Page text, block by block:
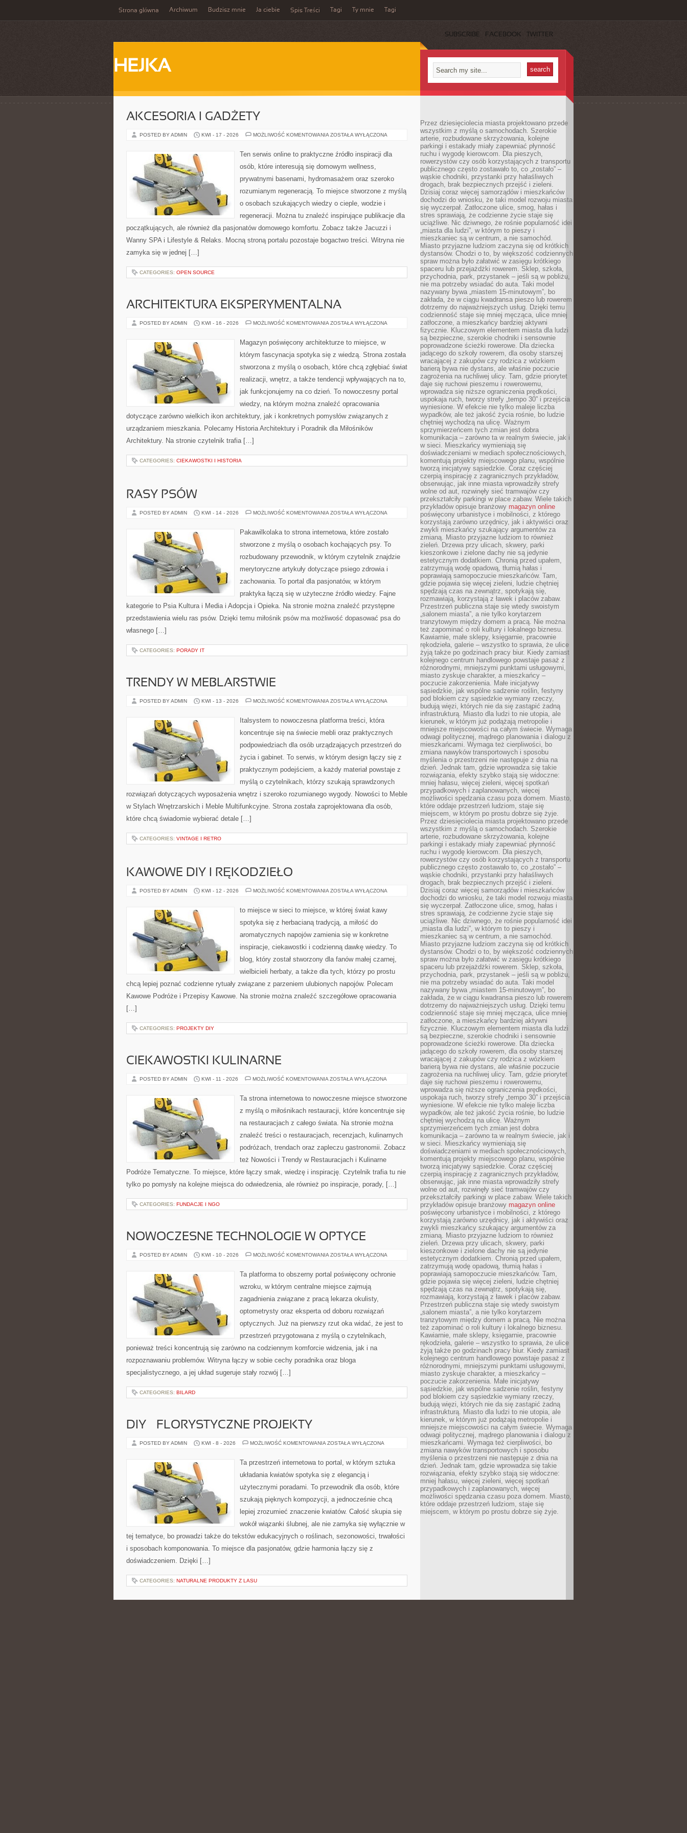
Strona główna Archiwum Budzisz mnie Ja ciebie Spis Treści Tagi Ty mnie Tagi
SUBSCRIBE FACEBOOK TWITTER
HEJKA
AKCESORIA I GADŻETY
POSTED BY ADMIN KWI - 17 - 2026 MOŻLIWOŚĆ KOMENTOWANIA AKCESORIA
ZOSTAŁA WYŁĄCZONA
Ten serwis online to praktyczne źródło inspiracji dla
osób, które interesują się domowym wellness,
prywatnymi basenami, hydromasażem oraz szeroko
rozumianym regeneracją. To miejsce stworzone z myślą
o osobach szukających wiedzy o cieple, wodzie i
regeneracji. Można tu znaleźć inspirujące publikacje dla
początkujących, ale również dla pasjonatów domowego komfortu. Zobacz także Jacuzzi i
Wanny SPA i Lifestyle & Relaks. Mocną stroną portalu pozostaje bogactwo treści. Witryna nie
zamyka się w jednej […]
CATEGORIES: OPEN SOURCE
ARCHITEKTURA EKSPERYMENTALNA
POSTED BY ADMIN KWI - 16 - 2026 MOŻLIWOŚĆ KOMENTOWANIA ARCHITEKTURA
ZOSTAŁA WYŁĄCZONA
Magazyn poświęcony architekturze to miejsce, w
którym fascynacja spotyka się z wiedzą. Strona została
stworzona z myślą o osobach, które chcą zgłębiać świat
realizacji, wnętrz, a także tendencji wpływających na to,
jak funkcjonujemy na co dzień. To nowoczesny portal
wiedzy, na którym można znaleźć opracowania
dotyczące zarówno wielkich ikon architektury, jak i konkretnych pomysłów związanych z
urządzaniem mieszkania. Polecamy Historia Architektury i Poradnik dla Miłośników
Architektury. Na stronie czytelnik trafia […]
CATEGORIES: CIEKAWOSTKI I HISTORIA
RASY PSÓW
POSTED BY ADMIN KWI - 14 - 2026 MOŻLIWOŚĆ KOMENTOWANIA RASY
ZOSTAŁA WYŁĄCZONA
Pakawilkolaka to strona internetowa, które zostało
stworzone z myślą o osobach kochających psy. To
rozbudowany przewodnik, w którym czytelnik znajdzie
merytoryczne artykuły dotyczące psiego zdrowia i
zachowania. To portal dla pasjonatów, w którym
praktyka łączą się w użyteczne źródło wiedzy. Fajne
kategorie to Psia Kultura i Media i Adopcja i Opieka. Na stronie można znaleźć przystępne
przedstawienia wielu ras psów. Dzięki temu miłośnik psów ma możliwość dopasować psa do
własnego […]
CATEGORIES: PORADY IT
TRENDY W MEBLARSTWIE
POSTED BY ADMIN KWI - 13 - 2026 MOŻLIWOŚĆ KOMENTOWANIA TRENDY
ZOSTAŁA WYŁĄCZONA
Italsystem to nowoczesna platforma treści, która
koncentruje się na świecie mebli oraz praktycznych
podpowiedziach dla osób urządzających przestrzeń do
życia i gabinet. To serwis, w którym design łączy się z
praktycznym podejściem, a każdy materiał powstaje z
myślą o czytelnikach, którzy szukają sprawdzonych
rozwiązań dotyczących wyposażenia wnętrz i szeroko rozumianego wygody. Nowości to Meble
w Stylach Wnętrzarskich i Meble Multifunkcyjne. Strona została zaprojektowana dla osób,
które chcą świadomie wybierać detale […]
CATEGORIES: VINTAGE I RETRO
KAWOWE DIY I RĘKODZIEŁO
POSTED BY ADMIN KWI - 12 - 2026 MOŻLIWOŚĆ KOMENTOWANIA KAWOWE
RĘKODZIEŁO
ZOSTAŁA WYŁĄCZONA
to miejsce w sieci to miejsce, w której świat kawy
spotyka się z herbacianą tradycją, a miłość do
aromatycznych napojów zamienia się w konkretne
inspiracje, ciekawostki i codzienną dawkę wiedzy. To
blog, który został stworzony dla fanów małej czarnej,
wielbicieli herbaty, a także dla tych, którzy po prostu
chcą lepiej poznać codzienne rytuały związane z parzeniem ulubionych napojów. Polecam
Kawowe Podróże i Przepisy Kawowe. Na stronie można znaleźć szczegółowe opracowania
[…]
CATEGORIES: PROJEKTY DIY
CIEKAWOSTKI KULINARNE
POSTED BY ADMIN KWI - 11 - 2026 MOŻLIWOŚĆ KOMENTOWANIA CIEKAWOSTKI
ZOSTAŁA WYŁĄCZONA
Ta strona internetowa to nowoczesne miejsce stworzone
z myślą o miłośnikach restauracji, które koncentruje się
na restauracjach z całego świata. Na stronie można
znaleźć treści o restauracjach, recenzjach, kulinarnych
podróżach, trendach oraz zapleczu gastronomii. Zobacz
też Nowości i Trendy w Restauracjach i Kulinarne
Podróże Tematyczne. To miejsce, które łączy smak, wiedzę i inspirację. Czytelnik trafia tu nie
tylko po pomysły na kolejne miejsca do odwiedzenia, ale również po inspiracje, porady, […]
CATEGORIES: FUNDACJE I NGO
NOWOCZESNE TECHNOLOGIE W OPTYCE
POSTED BY ADMIN KWI - 10 - 2026 MOŻLIWOŚĆ KOMENTOWANIA NOWOCZESNE
OPTYCE
ZOSTAŁA WYŁĄCZONA
Ta platforma to obszerny portal poświęcony ochronie
wzroku, w którym centralne miejsce zajmują
zagadnienia związane z pracą lekarza okulisty,
optometrysty oraz eksperta od doboru rozwiązań
optycznych. Już na pierwszy rzut oka widać, że jest to
przestrzeń przygotowana z myślą o czytelnikach,
ponieważ treści koncentrują się zarówno na codziennym komforcie widzenia, jak i na
rozpoznawaniu problemów. Witryna łączy w sobie cechy poradnika oraz bloga
specjalistycznego, a jej układ sugeruje stały rozwój […]
CATEGORIES: BILARD
DIY – FLORYSTYCZNE PROJEKTY
POSTED BY ADMIN KWI - 8 - 2026 MOŻLIWOŚĆ KOMENTOWANIA DIY
PROJEKTY
ZOSTAŁA WYŁĄCZONA
Ta przestrzeń internetowa to portal, w którym sztuka
układania kwiatów spotyka się z elegancją i
użytecznymi poradami. To przewodnik dla osób, które
szukają pięknych kompozycji, a jednocześnie chcą
lepiej zrozumieć znaczenie kwiatów. Całość skupia się
wokół wiązanki ślubnej, ale nie zamyka się wyłącznie w
tej tematyce, bo prowadzi także do tekstów edukacyjnych o roślinach, sezonowości, trwałości
i sposobach komponowania. To miejsce dla pasjonatów, gdzie harmonia łączy się z
doświadczeniem. Dzięki […]
CATEGORIES: NATURALNE PRODUKTY Z LASU
Przez dziesięciolecia miasta projektowano przede
wszystkim z myślą o samochodach. Szerokie
arterie, rozbudowane skrzyżowania, kolejne
parkingi i estakady miały zapewniać płynność
ruchu i wygodę kierowcom. Dla pieszych,
rowerzystów czy osób korzystających z transportu
publicznego często zostawało to, co „zostało” –
wąskie chodniki, przystanki przy hałaśliwych
drogach, brak bezpiecznych przejść i zieleni.
Dzisiaj coraz więcej samorządów i mieszkańców
dochodzi do wniosku, że taki model rozwoju miasta
się wyczerpał. Zatłoczone ulice, smog, hałas i
stres sprawiają, że codzienne życie staje się
uciążliwe. Nic dziwnego, że rośnie popularność idei
„miasta dla ludzi”, w którym to pieszy i
mieszkaniec są w centrum, a nie samochód.
Miasto przyjazne ludziom zaczyna się od krótkich
dystansów. Chodzi o to, by większość codziennych
spraw można było załatwić w zasięgu krótkiego
spaceru lub przejażdżki rowerem. Sklep, szkoła,
przychodnia, park, przystanek – jeśli są w pobliżu,
nie ma potrzeby wsiadać do auta. Taki model
nazywany bywa „miastem 15-minutowym”, bo
zakłada, że w ciągu kwadransa pieszo lub rowerem
dotrzemy do najważniejszych usług. Dzięki temu
codzienność staje się mniej męcząca, ulice mniej
zatłoczone, a mieszkańcy bardziej aktywni
fizycznie. Kluczowym elementem miasta dla ludzi
są bezpieczne, szerokie chodniki i sensownie
poprowadzone ścieżki rowerowe. Dla dziecka
jadącego do szkoły rowerem, dla osoby starszej
wracającej z zakupów czy rodzica z wózkiem
barierą bywa nie dystans, ale właśnie poczucie
zagrożenia na ruchliwej ulicy. Tam, gdzie priorytet
daje się ruchowi pieszemu i rowerowemu,
wprowadza się niższe ograniczenia prędkości,
uspokaja ruch, tworzy strefy „tempo 30” i przejścia
wyniesione. W efekcie nie tylko maleje liczba
wypadków, ale też jakość życia rośnie, bo ludzie
chętniej wychodzą na ulicę. Ważnym
sprzymierzeńcem tych zmian jest dobra
komunikacja – zarówno ta w realnym świecie, jak i
w sieci. Mieszkańcy wymieniają się
doświadczeniami w mediach społecznościowych,
komentują projekty miejscowego planu, wspólnie
tworzą inicjatywy sąsiedzkie. Coraz częściej
czerpią inspirację z zagranicznych przykładów,
obserwując, jak inne miasta wprowadziły strefy
wolne od aut, rozwinęły sieć tramwajów czy
przekształciły parkingi w place zabaw. Wiele takich
przykładów opisuje branżowy magazyn online
poświęcony urbanistyce i mobilności, z którego
korzystają zarówno urzędnicy, jak i aktywiści oraz
zwykli mieszkańcy szukający argumentów za
zmianą. Miasto przyjazne ludziom to również
zieleń. Drzewa przy ulicach, skwery, parki
kieszonkowe i zielone dachy nie są jedynie
estetycznym dodatkiem. Chronią przed upałem,
zatrzymują wodę opadową, tłumią hałas i
poprawiają samopoczucie mieszkańców. Tam,
gdzie pojawia się więcej zieleni, ludzie chętniej
spędzają czas na zewnątrz, spotykają się,
rozmawiają, korzystają z ławek i placów zabaw.
Przestrzeń publiczna staje się wtedy swoistym
„salonem miasta”, a nie tylko korytarzem
tranzytowym między domem a pracą. Nie można
też zapominać o roli kultury i lokalnego biznesu.
Kawiarnie, małe sklepy, księgarnie, pracownie
rękodzieła, galerie – wszystko to sprawia, że ulice
żyją także po godzinach pracy biur. Kiedy zamiast
kolejnego centrum handlowego powstaje pasaż z
różnorodnymi, mniejszymi punktami usługowymi,
miasto zyskuje charakter, a mieszkańcy –
poczucie zakorzenienia. Małe inicjatywy
sąsiedzkie, jak wspólne sadzenie roślin, festyny
pod blokiem czy sąsiedzkie wymiany rzeczy,
budują więzi, których nie da się zastąpić żadną
infrastrukturą. Miasto dla ludzi to nie utopia, ale
kierunek, w którym już podążają metropolie i
mniejsze miejscowości na całym świecie. Wymaga
odwagi politycznej, mądrego planowania i dialogu z
mieszkańcami. Wymaga też cierpliwości, bo
zmiana nawyków transportowych i sposobu
myślenia o przestrzeni nie następuje z dnia na
dzień. Jednak tam, gdzie wprowadza się takie
rozwiązania, efekty szybko stają się widoczne:
mniej hałasu, więcej zieleni, więcej spotkań
przypadkowych i zaplanowanych, więcej
możliwości spędzania czasu poza domem. Miasto,
które oddaje przestrzeń ludziom, staje się
miejscem, w którym po prostu dobrze się żyje.
Przez dziesięciolecia miasta projektowano przede
wszystkim z myślą o samochodach. Szerokie
arterie, rozbudowane skrzyżowania, kolejne
parkingi i estakady miały zapewniać płynność
ruchu i wygodę kierowcom. Dla pieszych,
rowerzystów czy osób korzystających z transportu
publicznego często zostawało to, co „zostało” –
wąskie chodniki, przystanki przy hałaśliwych
drogach, brak bezpiecznych przejść i zieleni.
Dzisiaj coraz więcej samorządów i mieszkańców
dochodzi do wniosku, że taki model rozwoju miasta
się wyczerpał. Zatłoczone ulice, smog, hałas i
stres sprawiają, że codzienne życie staje się
uciążliwe. Nic dziwnego, że rośnie popularność idei
„miasta dla ludzi”, w którym to pieszy i
mieszkaniec są w centrum, a nie samochód.
Miasto przyjazne ludziom zaczyna się od krótkich
dystansów. Chodzi o to, by większość codziennych
spraw można było załatwić w zasięgu krótkiego
spaceru lub przejażdżki rowerem. Sklep, szkoła,
przychodnia, park, przystanek – jeśli są w pobliżu,
nie ma potrzeby wsiadać do auta. Taki model
nazywany bywa „miastem 15-minutowym”, bo
zakłada, że w ciągu kwadransa pieszo lub rowerem
dotrzemy do najważniejszych usług. Dzięki temu
codzienność staje się mniej męcząca, ulice mniej
zatłoczone, a mieszkańcy bardziej aktywni
fizycznie. Kluczowym elementem miasta dla ludzi
są bezpieczne, szerokie chodniki i sensownie
poprowadzone ścieżki rowerowe. Dla dziecka
jadącego do szkoły rowerem, dla osoby starszej
wracającej z zakupów czy rodzica z wózkiem
barierą bywa nie dystans, ale właśnie poczucie
zagrożenia na ruchliwej ulicy. Tam, gdzie priorytet
daje się ruchowi pieszemu i rowerowemu,
wprowadza się niższe ograniczenia prędkości,
uspokaja ruch, tworzy strefy „tempo 30” i przejścia
wyniesione. W efekcie nie tylko maleje liczba
wypadków, ale też jakość życia rośnie, bo ludzie
chętniej wychodzą na ulicę. Ważnym
sprzymierzeńcem tych zmian jest dobra
komunikacja – zarówno ta w realnym świecie, jak i
w sieci. Mieszkańcy wymieniają się
doświadczeniami w mediach społecznościowych,
komentują projekty miejscowego planu, wspólnie
tworzą inicjatywy sąsiedzkie. Coraz częściej
czerpią inspirację z zagranicznych przykładów,
obserwując, jak inne miasta wprowadziły strefy
wolne od aut, rozwinęły sieć tramwajów czy
przekształciły parkingi w place zabaw. Wiele takich
przykładów opisuje branżowy magazyn online
poświęcony urbanistyce i mobilności, z którego
korzystają zarówno urzędnicy, jak i aktywiści oraz
zwykli mieszkańcy szukający argumentów za
zmianą. Miasto przyjazne ludziom to również
zieleń. Drzewa przy ulicach, skwery, parki
kieszonkowe i zielone dachy nie są jedynie
estetycznym dodatkiem. Chronią przed upałem,
zatrzymują wodę opadową, tłumią hałas i
poprawiają samopoczucie mieszkańców. Tam,
gdzie pojawia się więcej zieleni, ludzie chętniej
spędzają czas na zewnątrz, spotykają się,
rozmawiają, korzystają z ławek i placów zabaw.
Przestrzeń publiczna staje się wtedy swoistym
„salonem miasta”, a nie tylko korytarzem
tranzytowym między domem a pracą. Nie można
też zapominać o roli kultury i lokalnego biznesu.
Kawiarnie, małe sklepy, księgarnie, pracownie
rękodzieła, galerie – wszystko to sprawia, że ulice
żyją także po godzinach pracy biur. Kiedy zamiast
kolejnego centrum handlowego powstaje pasaż z
różnorodnymi, mniejszymi punktami usługowymi,
miasto zyskuje charakter, a mieszkańcy –
poczucie zakorzenienia. Małe inicjatywy
sąsiedzkie, jak wspólne sadzenie roślin, festyny
pod blokiem czy sąsiedzkie wymiany rzeczy,
budują więzi, których nie da się zastąpić żadną
infrastrukturą. Miasto dla ludzi to nie utopia, ale
kierunek, w którym już podążają metropolie i
mniejsze miejscowości na całym świecie. Wymaga
odwagi politycznej, mądrego planowania i dialogu z
mieszkańcami. Wymaga też cierpliwości, bo
zmiana nawyków transportowych i sposobu
myślenia o przestrzeni nie następuje z dnia na
dzień. Jednak tam, gdzie wprowadza się takie
rozwiązania, efekty szybko stają się widoczne:
mniej hałasu, więcej zieleni, więcej spotkań
przypadkowych i zaplanowanych, więcej
możliwości spędzania czasu poza domem. Miasto,
które oddaje przestrzeń ludziom, staje się
miejscem, w którym po prostu dobrze się żyje.